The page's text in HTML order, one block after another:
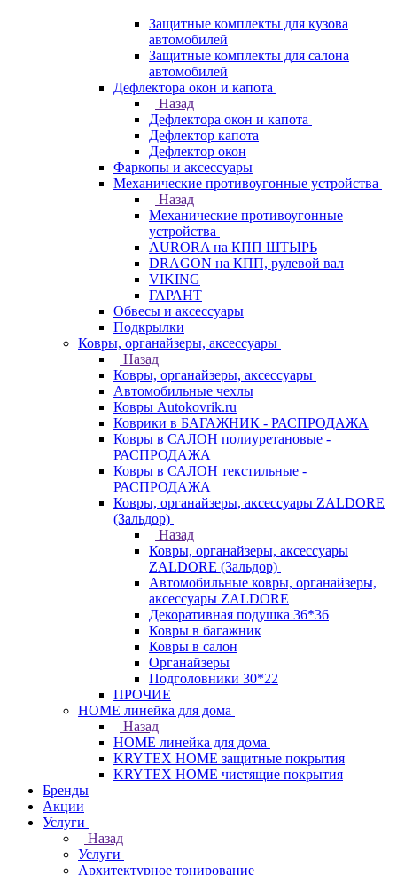
Защитные комплекты для кузова
автомобилей
Защитные комплекты для салона
автомобилей
Дефлектора окон и капота
Назад
Дефлектора окон и капота
Дефлектор капота
Дефлектор окон
Фаркопы и аксессуары
Механические противоугонные устройства
Назад
Механические противоугонные
устройства
AURORA на КПП ШТЫРЬ
DRAGON на КПП, рулевой вал
VIKING
ГАРАНТ
Обвесы и аксессуары
Подкрылки
Ковры, органайзеры, аксессуары
Назад
Ковры, органайзеры, аксессуары
Автомобильные чехлы
Ковры Autokovrik.ru
Коврики в БАГАЖНИК - РАСПРОДАЖА
Ковры в САЛОН полиуретановые -
РАСПРОДАЖА
Ковры в САЛОН текстильные -
РАСПРОДАЖА
Ковры, органайзеры, аксессуары ZALDORE
(Зальдор)
Назад
Ковры, органайзеры, аксессуары
ZALDORE (Зальдор)
Автомобильные ковры, органайзеры,
аксессуары ZALDORE
Декоративная подушка 36*36
Ковры в багажник
Ковры в салон
Органайзеры
Подголовники 30*22
ПРОЧИЕ
HOME линейка для дома
Назад
HOME линейка для дома
KRYTEX HOME защитные покрытия
KRYTEX HOME чистящие покрытия
Бренды
Акции
Услуги
Назад
Услуги
Архитектурное тонирование